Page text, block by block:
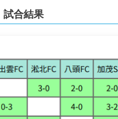
合結果